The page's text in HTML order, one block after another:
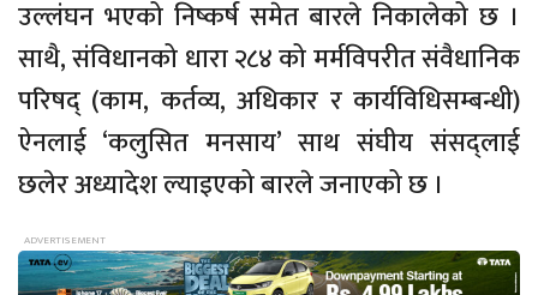
उल्लंघन भएको निष्कर्ष समेत बारले निकालेको छ ।
साथै, संविधानको धारा २८४ को मर्मविपरीत संवैधानिक
परिषद् (काम, कर्तव्य, अधिकार र कार्यविधिसम्बन्धी)
ऐनलाई ‘कलुसित मनसाय’ साथ संघीय संसद्लाई
छलेर अध्यादेश ल्याइएको बारले जनाएको छ ।